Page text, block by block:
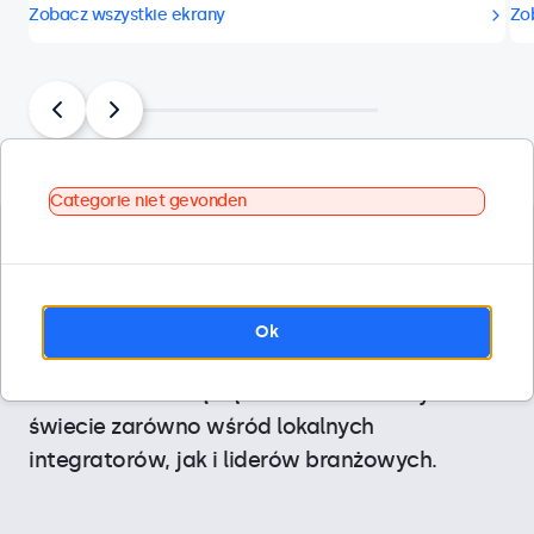
Zobacz wszystkie ekrany
Projektujemy nasze ekrany do zastosowań
Dzięki dostosowaniu do konkretnych funkcji i
długotrwałej niezawodności ekrany
świecie zarówno wśród lokalnych
integratorów, jak i liderów branżowych.
Categorie niet gevonden
Ok